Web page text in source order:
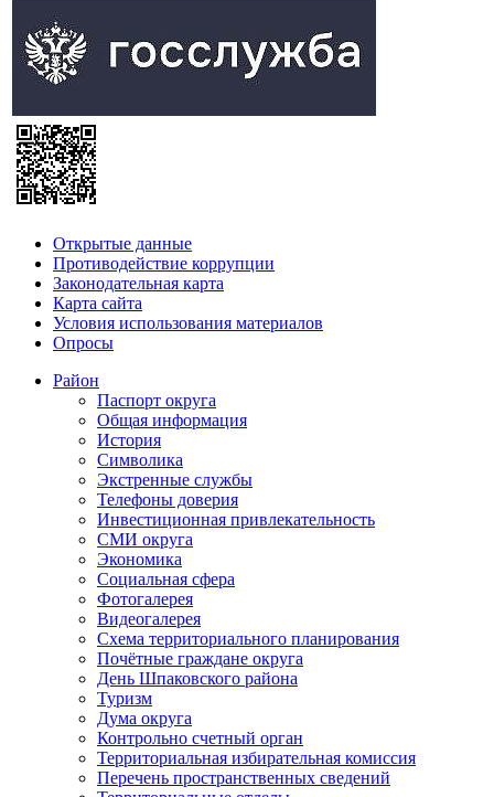
Открытые данные
Противодействие коррупции
Законодательная карта
Карта сайта
Условия использования материалов
Опросы
Район
Паспорт округа
Общая информация
История
Символика
Экстренные службы
Телефоны доверия
Инвестиционная привлекательность
СМИ округа
Экономика
Социальная сфера
Фотогалерея
Видеогалерея
Схема территориального планирования
Почётные граждане округа
День Шпаковского района
Туризм
Дума округа
Контрольно счетный орган
Территориальная избирательная комиссия
Перечень пространственных сведений